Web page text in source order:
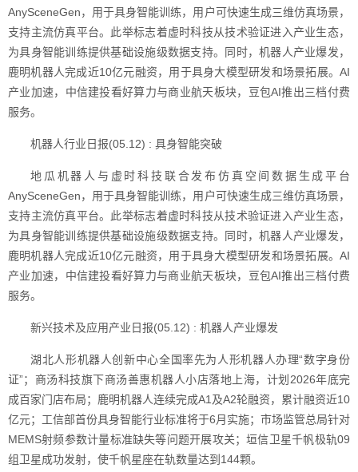
AnySceneGen，用于具身智能训练，用户可快速生成三维仿真场景，
支持主流仿真平台。此举标志着虚时科技从技术验证进入产业生态，
为具身智能训练提供基础设施级数据支持。同时，机器人产业爆发，
鹿明机器人完成近10亿元融资，用于具身大模型研发和场景拓展。AI
产业加速，中信建投看好算力与商业航天板块，豆包AI推出三档付费
服务。
机器人行业日报(05.12) : 具身智能突破
地瓜机器人与虚时科技联合发布仿真空间数据生成平台
AnySceneGen，用于具身智能训练，用户可快速生成三维仿真场景，
支持主流仿真平台。此举标志着虚时科技从技术验证进入产业生态，
为具身智能训练提供基础设施级数据支持。同时，机器人产业爆发，
鹿明机器人完成近10亿元融资，用于具身大模型研发和场景拓展。AI
产业加速，中信建投看好算力与商业航天板块，豆包AI推出三档付费
服务。
新兴技术及应用产业日报(05.12) : 机器人产业爆发
湖北人形机器人创新中心全国率先为人形机器人办理“数字身份
证”；商汤科技旗下商汤善惠机器人小店落地上海，计划2026年底完
成百家门店布局；鹿明机器人连续完成A1及A2轮融资，累计融资近10
亿元；工信部首份具身智能行业标准将于6月实施；市场监管总局针对
MEMS射频参数计量标准缺失等问题开展攻关；垣信卫星千帆极轨09
组卫星成功发射，使千帆星座在轨数量达到144颗。